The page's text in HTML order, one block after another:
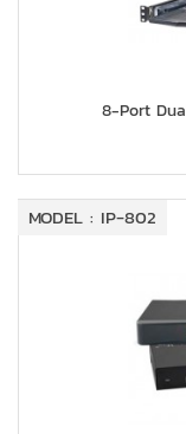
8-Port
MODEL : IP-802